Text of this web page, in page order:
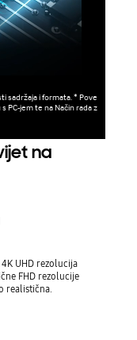
sadržaja i formata. * Pove
PC-jem te na Način rada z
na
UHD rezolucija
FHD rezolucije
realistična.